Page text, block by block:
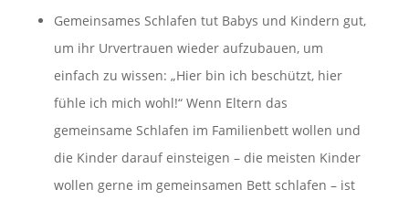
Gemeinsames Schlafen tut Babys und Kindern gut,
um ihr Urvertrauen wieder aufzubauen, um
einfach zu wissen: „Hier bin ich beschützt, hier
fühle ich mich wohl!“ Wenn Eltern das
gemeinsame Schlafen im Familienbett wollen und
die Kinder darauf einsteigen – die meisten Kinder
wollen gerne im gemeinsamen Bett schlafen – ist